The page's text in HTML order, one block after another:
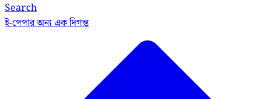
Search
ই-পেপারঅন্য এক দিগন্ত